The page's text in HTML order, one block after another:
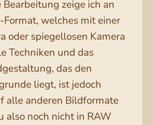
Bearbeitung zeige ich an
welches mit einer
oder spiegellosen Kamera
Techniken und das
das den
liegt, ist jedoch
alle anderen Bildformate
also noch nicht in RAW